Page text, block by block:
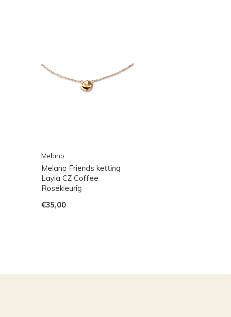
Melano
Melano Friends ketting
Layla CZ Coffee
Rosékleurig
€35,00